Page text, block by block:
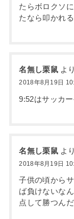
たらボロクソ
たなら叩かれ
名無し栗鼠 よ
2018年8月19日
9:52はサッカ
名無し栗鼠 よ
2018年8月19日
子供の頃から
ば負けないな
点して勝つん